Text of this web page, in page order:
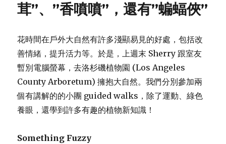
茸”、”香噴噴”，還有”蝙蝠俠”
花時間在戶外大自然有許多淺顯易見的好處，包括改
善情緒，提升活力等。於是，上週末 Sherry 跟室友
暫別電腦螢幕，去洛杉磯植物園 (Los Angeles
County Arboretum) 擁抱大自然。我們分別參加兩
個有講解的的小團 guided walks，除了運動、綠色
養眼，還學到許多有趣的植物新知識！
Something Fuzzy